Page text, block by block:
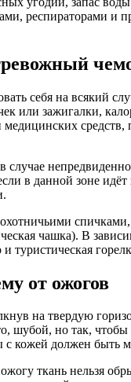
респираторами и
себя на всякий
или зажигалки,
в данной зоне
чашка). В
от ожогов
на твердую
шубой, но так,
с кожей должен быть
ткань нельзя